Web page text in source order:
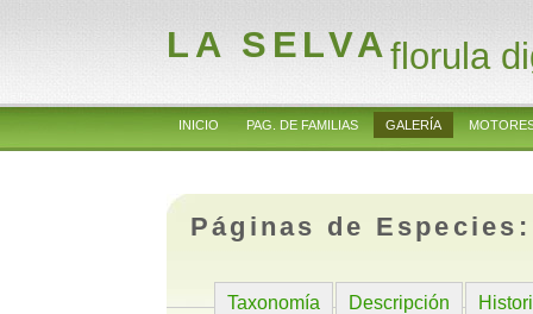
LA SELVAflorula
INICIO PAG. DE FAMILIAS GALERÍA
Páginas de
Taxonomía Descripción